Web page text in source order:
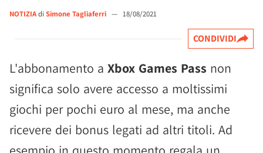
NOTIZIAdi Simone Tagliaferri — 18/08/2021
CONDIVIDI
L'abbonamento a Xbox Games Pass non
significa solo avere accesso a moltissimi
giochi per pochi euro al mese, ma anche
ricevere dei bonus legati ad altri titoli. Ad